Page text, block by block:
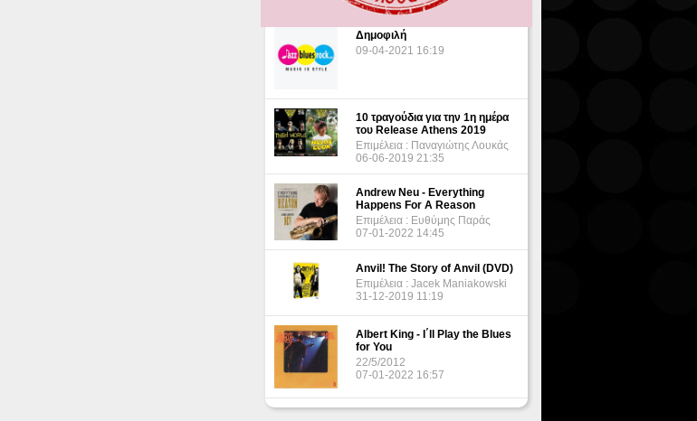
Δημοφιλή
09-04-2021 16:19
10 τραγούδια για την 1η ημέρα
του Release Athens 2019
Επιμέλεια : Παναγιώτης Λουκάς
06-06-2019 21:35
Andrew Neu - Everything
Happens For A Reason
Επιμέλεια : Ευθύμης Παράς
07-01-2022 14:45
Anvil! The Story of Anvil (DVD)
Επιμέλεια : Jacek Maniakowski
31-12-2019 11:19
Albert King - I΄ll Play the Blues
for You
22/5/2012
07-01-2022 16:57